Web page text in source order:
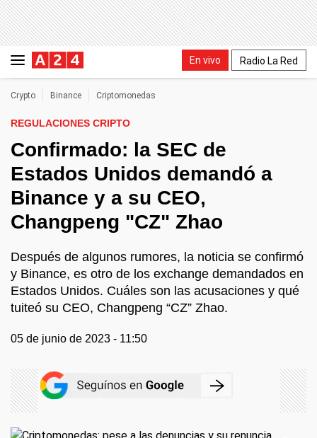
En vivo Radio La Red
Crypto Binance Criptomonedas
REGULACIONES CRIPTO
Confirmado: la SEC de
Estados Unidos demandó a
Binance y a su CEO,
Changpeng "CZ" Zhao
Después de algunos rumores, la noticia se confirmó
y Binance, es otro de los exchange demandados en
Estados Unidos. Cuáles son las acusaciones y qué
tuiteó su CEO, Changpeng “CZ” Zhao.
05 de junio de 2023 - 11:50